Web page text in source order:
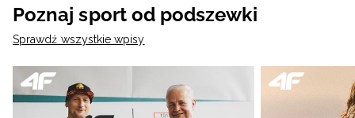
Poznaj sport od podszewki
Sprawdź wszystkie wpisy